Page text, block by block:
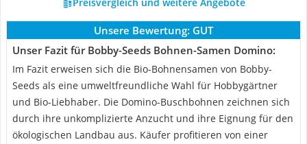
Unsere Bewertung: GUT
Unser Fazit für Bobby-Seeds Bohnen-Samen Domino:
Im Fazit erweisen sich die Bio-Bohnensamen von Bobby-
Seeds als eine umweltfreundliche Wahl für Hobbygärtner
und Bio-Liebhaber. Die Domino-Buschbohnen zeichnen sich
durch ihre unkomplizierte Anzucht und ihre Eignung für den
ökologischen Landbau aus. Käufer profitieren von einer